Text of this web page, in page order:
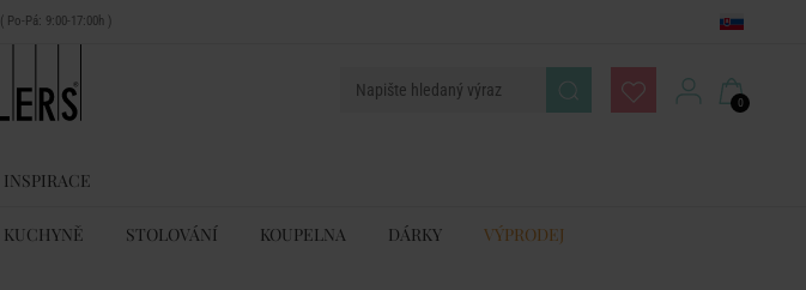
( Po-Pá: 9:00-17:00h )
0
INSPIRACE
KUCHYNĚ STOLOVÁNÍ KOUPELNA DÁRKY VÝPRODEJ